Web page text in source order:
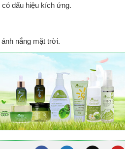
dấu hiệu kích ứng.
nắng mặt trời.